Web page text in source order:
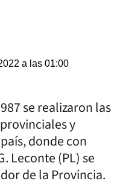
a las 01:00
se realizaron las
y
donde con
Leconte (PL) se
de la Provincia.